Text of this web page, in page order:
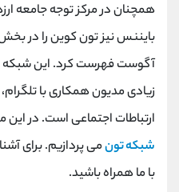
همچنان در مرکز توجه جامعه
آگوست فهرست کرد. این شبکه
زیادی مدیون همکاری با
ارتباطات اجتماعی است. در این
شبکه تونمی پردازیم. برای
با ما همراه باشید.
اینستاگرام
کانال تلگرام